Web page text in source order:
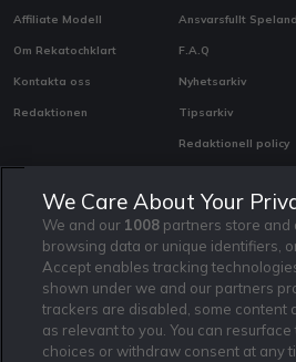
Rekatochklart som en av världens bästa
Rekatochklart är oberoende och ej knutet till något
speltips, unika insättningsbonusar och erbjudanden
spelbolagen. En spelbok, spelskola, information om
populära klotterplank.
Har du några frågor är du välkommen att kontakta
Copyright © Rekatochklart.com 2008-2026 - Alla
Affiliate Modell
Om Rekatochklart
Kontakta oss
Redaktionen
Ansvarsfullt
F.A.Q
Nyhetsarkiv
Tipsarkiv
Redaktionell policy
We Care About Your
We and our 1008 partners store and
browsing data or unique identifiers,
Accept enables tracking
shown under we and our partners
trackers are disabled, some content
as relevant to you. You can
choices or withdraw consent at any